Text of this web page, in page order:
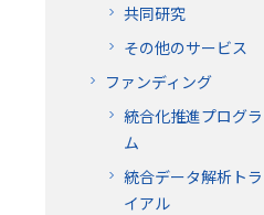
共同研究
その他のサービス
ファンディング
統合化推進プログラ
ム
統合データ解析トラ
イアル